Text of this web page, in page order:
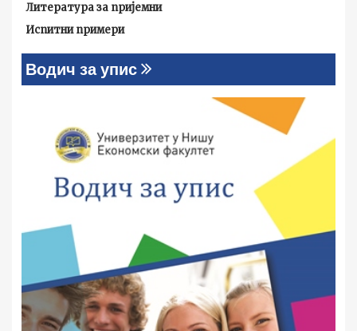
Литература за пријемни
Испитни примери
Водич за упис